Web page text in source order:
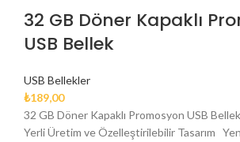
32 GB Döner Kapaklı
USB Bellek
USB Bellekler
₺189,00
32 GB Döner Kapaklı Promosyon USB
Yerli Üretim ve Özelleştirilebilir Tasarım